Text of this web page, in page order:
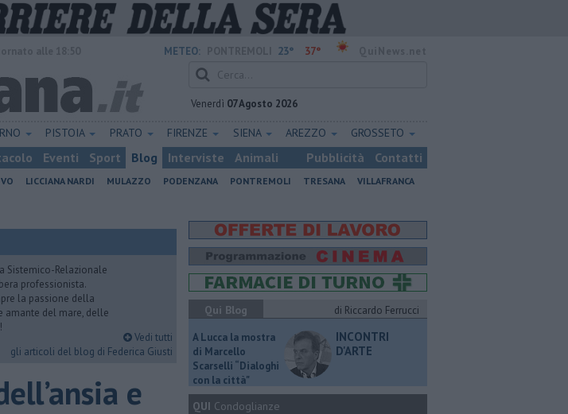
METEO: 23° 37°
Venerdì 07 Agosto 2026
PISTOIA PRATO FIRENZE SIENA AREZZO GROSSETO
Eventi Sport Blog Interviste Animali Pubblicità Contatti
LICCIANA NARDI MULAZZO PODENZANA PONTREMOLI TRESANA
VILLAFRANCA
Sistemico-Relazionale
professionista.
la passione della
amante del mare, delle
Vedi tutti
gli articoli del blog di Federica Giusti
e
Qui Blog
di Riccardo Ferrucci
A Lucca la mostra
di Marcello
Scarselli “Dialoghi
con la città"
INCONTRI
D'ARTE
QUI Condoglianze